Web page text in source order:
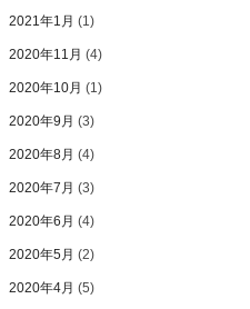
2021年1月 (1)
2020年11月 (4)
2020年10月 (1)
2020年9月 (3)
2020年8月 (4)
2020年7月 (3)
2020年6月 (4)
2020年5月 (2)
2020年4月 (5)